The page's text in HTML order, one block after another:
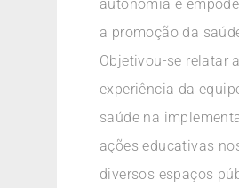
autonomia e
a promoção da
Objetivou-se relatar a
experiência da
saúde na
ações educativas
diversos espaços